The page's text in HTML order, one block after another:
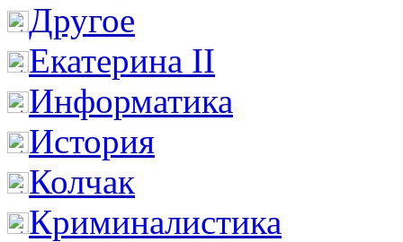
Другое
Екатерина II
Информатика
История
Колчак
Криминалистика